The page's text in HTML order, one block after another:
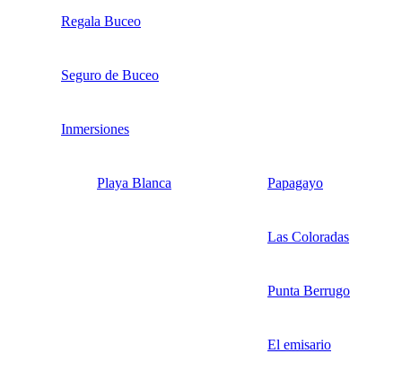
Regala Buceo
Seguro de Buceo
Inmersiones
Playa Blanca Papagayo
Las Coloradas
Punta Berrugo
El emisario